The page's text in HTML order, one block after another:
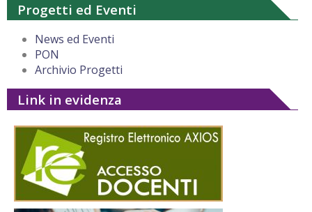
Progetti ed Eventi
News ed Eventi
PON
Archivio Progetti
Link in evidenza